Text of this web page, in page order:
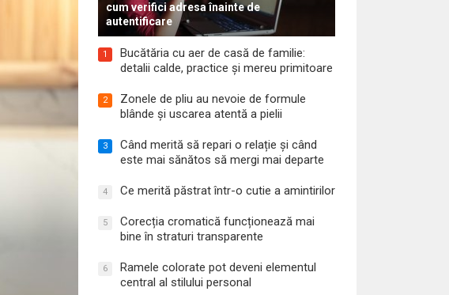
cum verifici adresa înainte de
autentificare
1
Bucătăria cu aer de casă de familie:
detalii calde, practice și mereu primitoare
2
Zonele de pliu au nevoie de formule
blânde și uscarea atentă a pielii
3
Când merită să repari o relație și când
este mai sănătos să mergi mai departe
4 Ce merită păstrat într-o cutie a amintirilor
5
Corecția cromatică funcționează mai
bine în straturi transparente
6
Ramele colorate pot deveni elementul
central al stilului personal